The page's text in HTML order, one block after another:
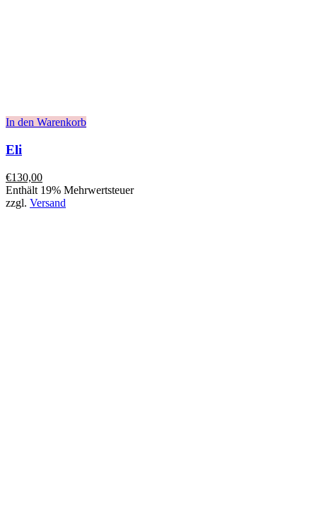
In den Warenkorb
Eli
€130,00
Enthält 19% Mehrwertsteuer
zzgl. Versand